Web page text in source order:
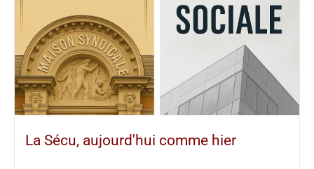
La Sécu, aujourd'hui comme hier